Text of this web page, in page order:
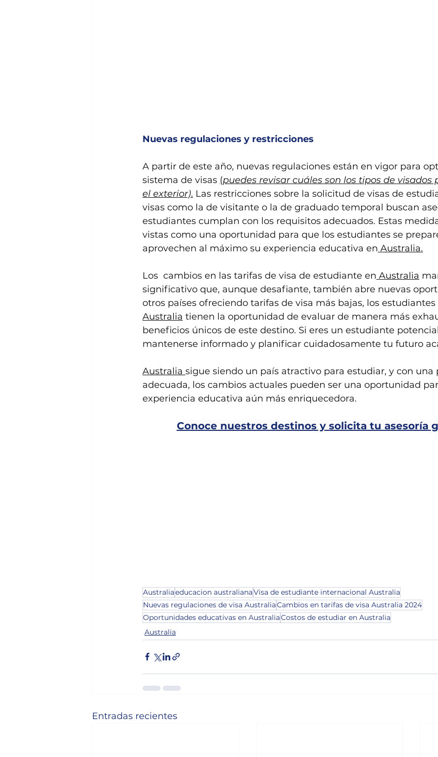
Nuevas regulaciones y restricciones
A partir de este año, nuevas regulaciones están en vigor para
sistema de visas (puedes revisar cuáles son los tipos de visados
el exterior). Las restricciones sobre la solicitud de visas de
visas como la de visitante o la de graduado temporal buscan
estudiantes cumplan con los requisitos adecuados. Estas
vistas como una oportunidad para que los estudiantes se
aprovechen al máximo su experiencia educativa en Australia.
Los  cambios en las tarifas de visa de estudiante en Australia
significativo que, aunque desafiante, también abre nuevas
otros países ofreciendo tarifas de visa más bajas, los
Australia tienen la oportunidad de evaluar de manera más
beneficios únicos de este destino. Si eres un estudiante
mantenerse informado y planificar cuidadosamente tu futuro
Australia sigue siendo un país atractivo para estudiar, y con una
adecuada, los cambios actuales pueden ser una oportunidad
experiencia educativa aún más enriquecedora.
Conoce nuestros destinos y solicita tu asesoría
Australiaeducacion australianaVisa de estudiante internacional Australia
Nuevas regulaciones de visa AustraliaCambios en tarifas de visa Australia 2024
Oportunidades educativas en AustraliaCostos de estudiar en Australia
Australia
Entradas recientes